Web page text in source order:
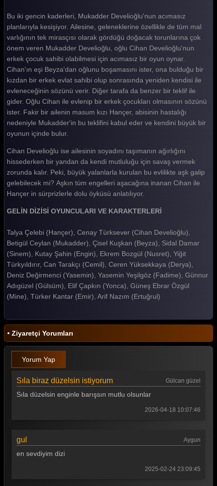
Gelin 170. Bölüm
Gelin 169. Bölüm
Gelin 168. Bölüm
Gelin 167. Bölüm
Gelin 166. Bölüm
Gelin 165. Bölüm
Gelin 164. Bölüm
Gelin 162. Bölüm
Gelin 161. Bölüm
Gelin 160. Bölüm
Gelin 159. Bölüm
Gelin 158. Bölüm
Gelin 157. Bölüm
Gelin 156. Bölüm
Gelin 155. Bölüm
Gelin 154. Bölüm
Gelin 153. Bölüm
Gelin 152. Bölüm
Gelin 145. Bölüm
Bu iki gencin kaderleri, Mukadder Develioğlu'nun acımasız
planlarıyla kesişiyor. Ailesine, geleneklerine özellikle de tüm mal
varlığının tek mirasçısı olarak gördüğü doğacak torunlarına çok
önem veren Mukadder Develioğlu, oğlu Cihan Develioğlu'nun
erkek çocuk sahibi olabilmesi için acımasız bir oyun oynar.
Cihan'ın eşi Beyza'dan oğlunu boşamasını ister, ona bulduğu bir
kızdan bir erkek evlat sahibi olup sonrasında yeniden kendisi ile
evleneceğinin sözünü verir. Diğer tarafa da benzer bir teklif ile
gider. Oğlu Cihan ile evlenip bir erkek çocukları olmasının sözünü
ister. Fakir bir ailenin masum kızı Hançer, abisinin hastalığı
nedeniyle Mukadder'in bu teklifini kabul eder ve kendini büyük bir
oyunun içinde bulur.
Cihan Develioğlu ise ailesinin soyadını taşımanın ağırlığını
hissederken bir yandan da kendi mutluluğu için savaş vermek
zorunda kalır. Peki, büyük yalanlarla kurulan bu evlilikte aşk galip
gelebilecek mi? Aşkın tüm engelleri aşacağına inanan Cihan ile
Hançer in sürprizlerle dolu öyküsü anlatılıyor.
GELİN DİZİSİ OYUNCULARI VE KARAKTERLERİ
Talya Çelebi (Hançer), Cenay Türksever (Cihan Develioğlu),
Betigül Ceylan (Mukadder), Çisel Kuşkan (Beyza), Sidal Damar
(Sinem), Kutay Şahin (Engin), Ekrem Bozgül (Nusret), Yiğit
Türkyıldırır, Can Tarakçı (Cemil), Ceren Yüksekkaya (Derya),
Deniz Değirmenci (Yasemin), Yasemin Yeşilgöz (Fadime), Günnur
Adıgüzel (Gülsüm), Elif Çapkın (Yonca), Güneş Ebrar Özgül
(Mine), Türker Kantar (Emir), Arif Nazım (Ertuğrul)
• Ziyaretçi Yorumları
Yorum Yap
Sıla biraz düzelsin istiyorum Gülcan güzel
Sıla düzelsin enginle barışsın mutlu olsunlar
2026-04-18 10:07:46
gul Aygun
en sevdiyim dizi
2025-02-24 23:09:45